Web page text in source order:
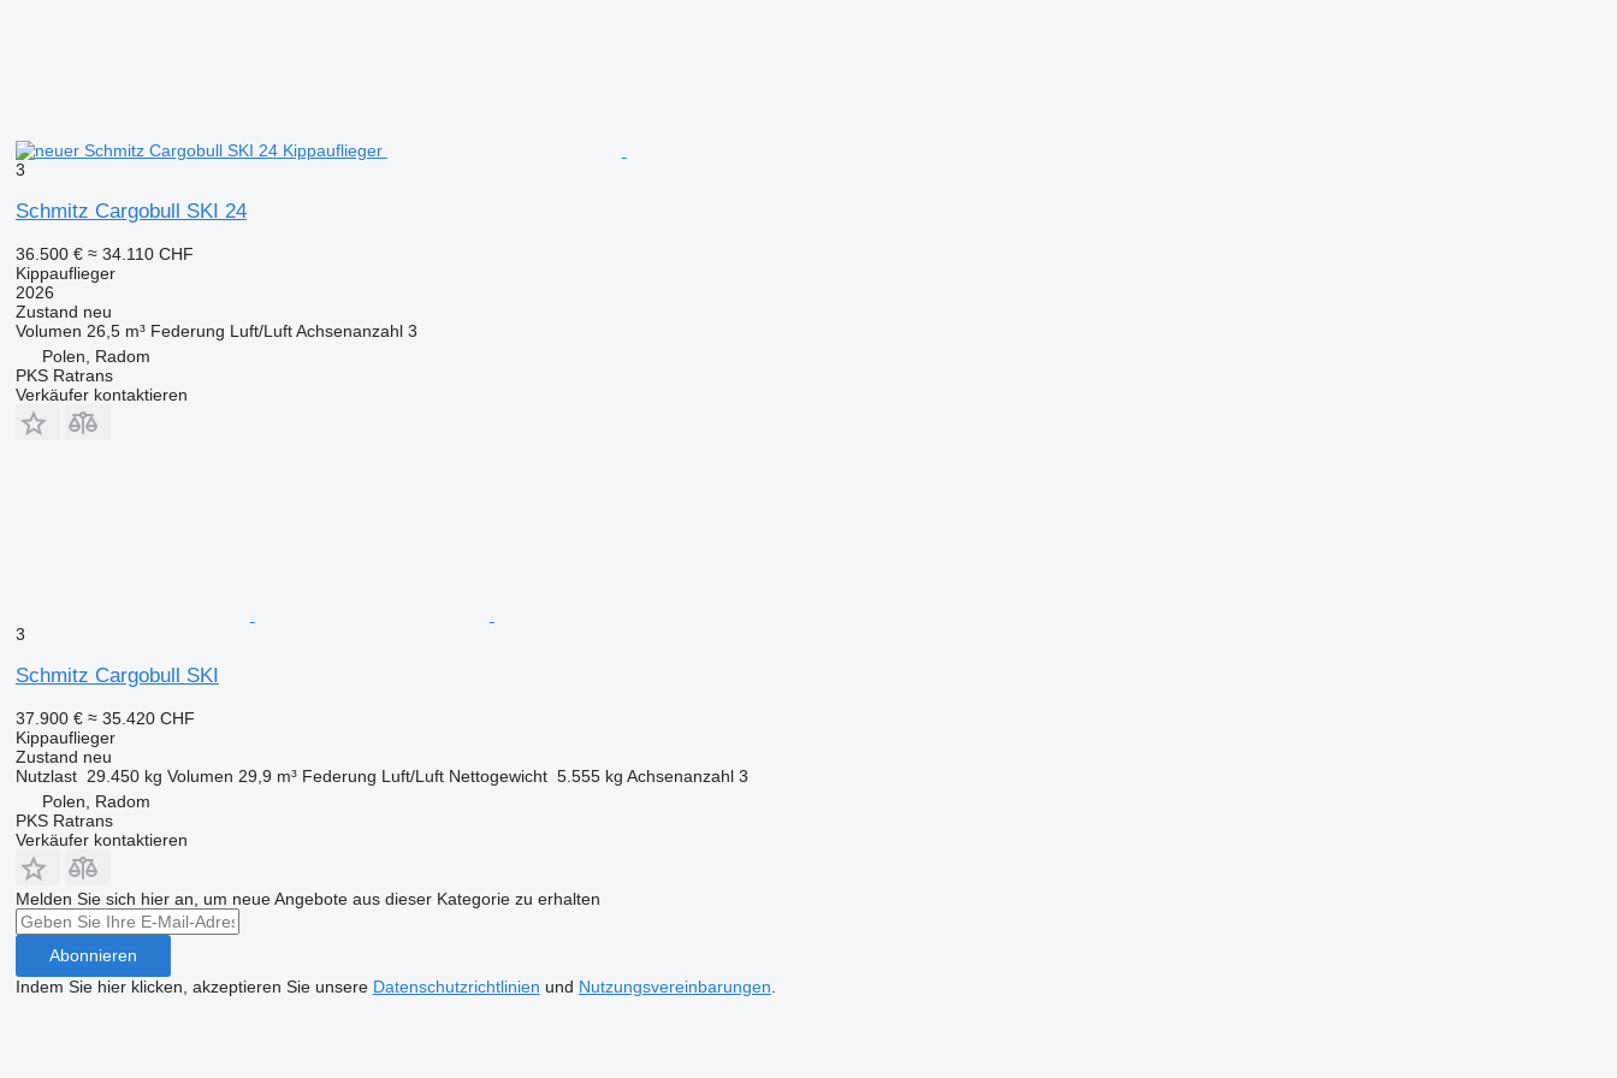
3
Schmitz Cargobull SKI 24
36.500 € ≈ 34.110 CHF
Kippauflieger
2026
Zustand neu
Volumen 26,5 m³ Federung Luft/Luft Achsenanzahl 3
Polen, Radom
PKS Ratrans
Verkäufer kontaktieren
3
Schmitz Cargobull SKI
37.900 € ≈ 35.420 CHF
Kippauflieger
Zustand neu
Nutzlast 29.450 kg Volumen 29,9 m³ Federung Luft/Luft Nettogewicht 5.555 kg Achsenanzahl 3
Polen, Radom
PKS Ratrans
Verkäufer kontaktieren
Melden Sie sich hier an, um neue Angebote aus dieser Kategorie zu erhalten
Abonnieren
Indem Sie hier klicken, akzeptieren Sie unsere Datenschutzrichtlinien und Nutzungsvereinbarungen